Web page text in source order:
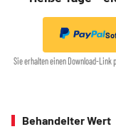
Sie erhalten einen Download-Link
Behandelter Wert